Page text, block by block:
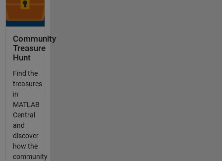
Community
Treasure
Hunt
Find the
treasures
in
MATLAB
Central
and
discover
how the
community